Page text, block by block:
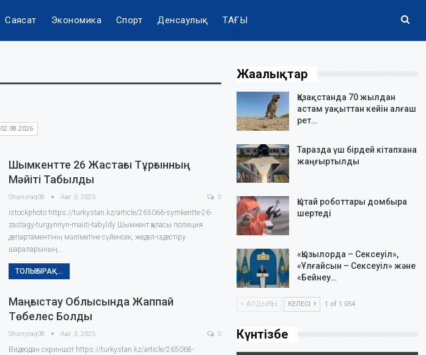
Саясат Экономика Спорт Денсаулық ТАҒЫ
02.08.2026
Шымкентте 26 Жастағы Тұрғынның
Мәйіті Табылды
Shanyraq08 Авг 3, 2025 0
istockphoto https://turkystan.kz/article/265066-symkentte-26-
zastagy-turgynnyn-maiiti-tabyldy Шымкент қаласы полиция
департаментінің мәліметіне сүйенсек, жедел-іздестіру
шараларының…
ТОЛЫҒЫРАҚ...
Маңғыстау Облысында Жаппай
Төбелес Болды
Shanyraq08 Авг 3, 2025 0
Видеодан скриншот https://turkystan.kz/article/265068-
Жаңалықтар
Қазақстанда 70 жылдан
астам уақыттан кейін алғаш
рет…
Таразда үш бірдей кітапхана
жаңғыртылды
Қытай роботтары домбыра
шертеді
«Қызылорда – Сексеуіл»,
«Ұлғайсын – Сексеуіл» және
«Бейнеу…
АЛДЫҢҒЫ КЕЛЕСІ 1 of 1 054
Күнтізбе